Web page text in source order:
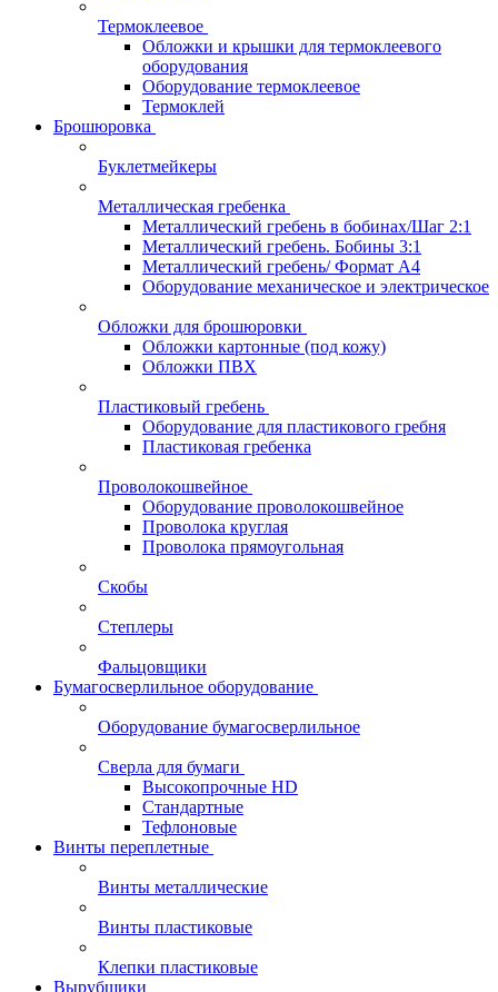
Термоклеевое
Обложки и крышки для термоклеевого
оборудования
Оборудование термоклеевое
Термоклей
Брошюровка
Буклетмейкеры
Металлическая гребенка
Металлический гребень в бобинах/Шаг 2:1
Металлический гребень. Бобины 3:1
Металлический гребень/ Формат А4
Оборудование механическое и электрическое
Обложки для брошюровки
Обложки картонные (под кожу)
Обложки ПВХ
Пластиковый гребень
Оборудование для пластикового гребня
Пластиковая гребенка
Проволокошвейное
Оборудование проволокошвейное
Проволока круглая
Проволока прямоугольная
Скобы
Степлеры
Фальцовщики
Бумагосверлильное оборудование
Оборудование бумагосверлильное
Сверла для бумаги
Высокопрочные HD
Стандартные
Тефлоновые
Винты переплетные
Винты металлические
Винты пластиковые
Клепки пластиковые
Вырубщики